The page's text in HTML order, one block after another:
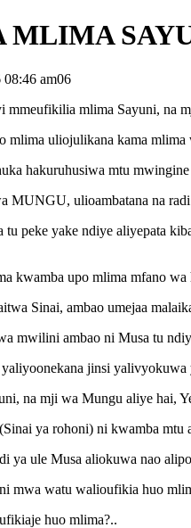
am06
mmeufikilia mlima Sayuni, na
uliojulikana kama mlima
hakuruhusiwa mtu
ulioambatana na radi
peke yake ndiye aliyepata
kwamba upo mlima mfano
Sinai, ambao umejaa
mwilini ambao ni Musa tu
jinsi
na mji wa Mungu aliye hai,
ya rohoni) ni kwamba
ya ule Musa aliokuwa nao
mwa watu walioufikia huo
huo mlima?..